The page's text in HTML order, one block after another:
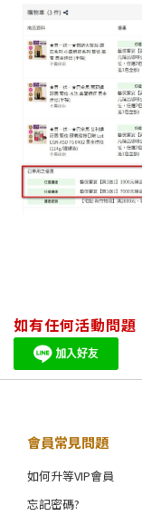
如有任何活動問
會員常見問題
如何升等VIP會員
忘記密碼?